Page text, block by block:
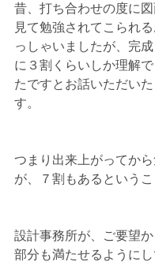
昔、打ち合わせの度に
見て勉強されてこられ
っしゃいましたが、完
に３割くらいしか理解
たですとお話いただい
す。
つまり出来上がってか
が、７割もあるというこ
設計事務所が、ご要望
部分も満たせるように